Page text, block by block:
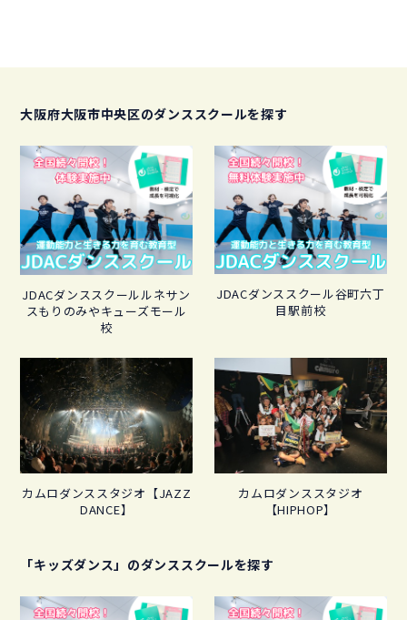
大阪府大阪市中央区のダンススクールを探す
JDACダンススクールルネサン
スもりのみやキューズモール
校
JDACダンススクール谷町六丁
目駅前校
カムロダンススタジオ【JAZZ
DANCE】
カムロダンススタジオ
【HIPHOP】
「キッズダンス」のダンススクールを探す